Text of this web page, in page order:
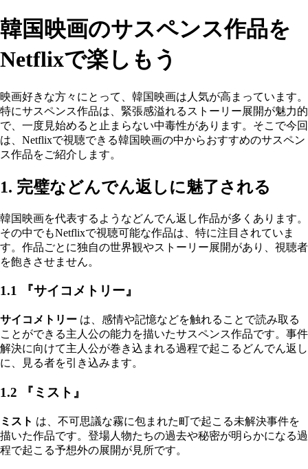
韓国映画のサスペンス作品を
Netflixで楽しもう
映画好きな方々にとって、韓国映画は人気が高まっています。
特にサスペンス作品は、緊張感溢れるストーリー展開が魅力的
で、一度見始めると止まらない中毒性があります。そこで今回
は、Netflixで視聴できる韓国映画の中からおすすめのサスペン
ス作品をご紹介します。
1. 完璧などんでん返しに魅了される
韓国映画を代表するようなどんでん返し作品が多くあります。
その中でもNetflixで視聴可能な作品は、特に注目されていま
す。作品ごとに独自の世界観やストーリー展開があり、視聴者
を飽きさせません。
1.1 『サイコメトリー』
サイコメトリー は、感情や記憶などを触れることで読み取る
ことができる主人公の能力を描いたサスペンス作品です。事件
解決に向けて主人公が巻き込まれる過程で起こるどんでん返し
に、見る者を引き込みます。
1.2 『ミスト』
ミスト は、不可思議な霧に包まれた町で起こる未解決事件を
描いた作品です。登場人物たちの過去や秘密が明らかになる過
程で起こる予想外の展開が見所です。